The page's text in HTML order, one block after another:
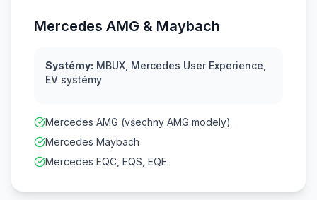
Mercedes AMG & Maybach
Systémy: MBUX, Mercedes User Experience,
EV systémy
Mercedes AMG (všechny AMG modely)
Mercedes Maybach
Mercedes EQC, EQS, EQE